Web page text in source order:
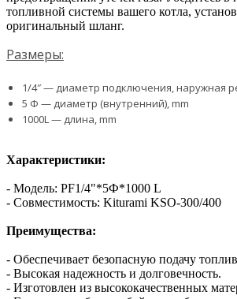
топливной системы вашего котла,
оригинальный шланг.
Размеры:
1/4″ — диаметр подключения, наружная
5 Φ — диаметр (внутренний), mm
1000L — длина, mm
Характеристики:
- Модель: PF1/4"*5Ф*1000 L
- Совместимость: Kiturami KSO-300/400
Преимущества:
- Обеспечивает безопасную подачу
- Высокая надежность и долговечность.
- Изготовлен из высококачественных